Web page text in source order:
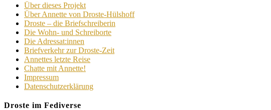
Über dieses Projekt
Über Annette von Droste-Hülshoff
Droste – die Briefschreiberin
Die Wohn- und Schreiborte
Die Adressat:innen
Briefverkehr zur Droste-Zeit
Annettes letzte Reise
Chatte mit Annette!
Impressum
Datenschutzerklärung
Droste im Fediverse